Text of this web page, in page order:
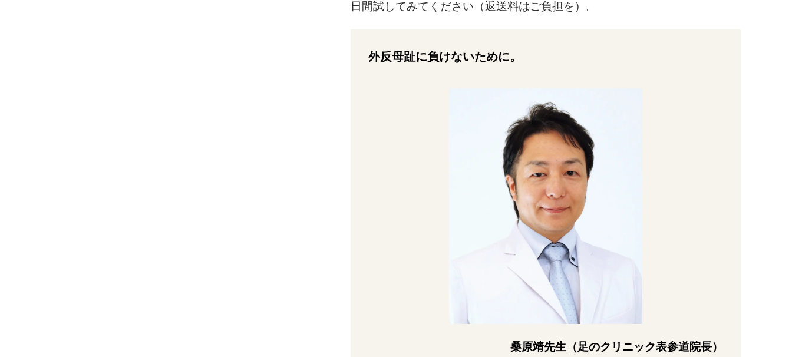
日間試してみてください（返送料はご負担を）。
外反母趾に負けないために。
桑原靖先生（足のクリニック表参道院長）